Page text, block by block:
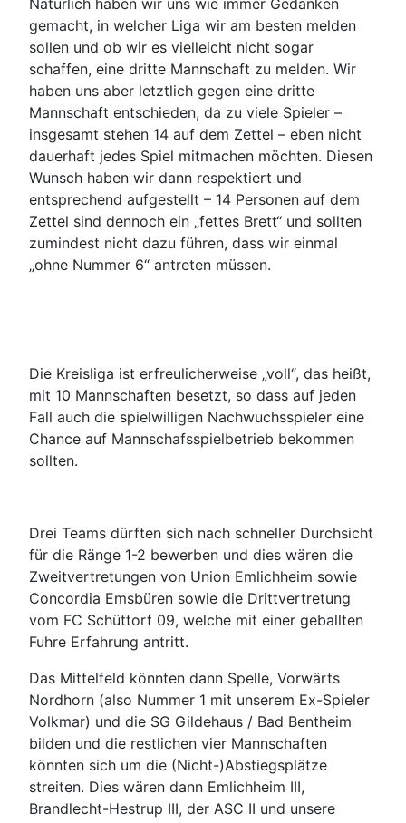
gemacht, in welcher Liga wir am besten melden
sollen und ob wir es vielleicht nicht sogar
schaffen, eine dritte Mannschaft zu melden. Wir
haben uns aber letztlich gegen eine dritte
Mannschaft entschieden, da zu viele Spieler –
insgesamt stehen 14 auf dem Zettel – eben nicht
dauerhaft jedes Spiel mitmachen möchten. Diesen
Wunsch haben wir dann respektiert und
entsprechend aufgestellt – 14 Personen auf dem
Zettel sind dennoch ein „fettes Brett“ und sollten
zumindest nicht dazu führen, dass wir einmal
„ohne Nummer 6“ antreten müssen.
Die Kreisliga ist erfreulicherweise „voll“, das heißt,
mit 10 Mannschaften besetzt, so dass auf jeden
Fall auch die spielwilligen Nachwuchsspieler eine
Chance auf Mannschafsspielbetrieb bekommen
sollten.
Drei Teams dürften sich nach schneller Durchsicht
für die Ränge 1-2 bewerben und dies wären die
Zweitvertretungen von Union Emlichheim sowie
Concordia Emsbüren sowie die Drittvertretung
vom FC Schüttorf 09, welche mit einer geballten
Fuhre Erfahrung antritt.
Das Mittelfeld könnten dann Spelle, Vorwärts
Nordhorn (also Nummer 1 mit unserem Ex-Spieler
Volkmar) und die SG Gildehaus / Bad Bentheim
bilden und die restlichen vier Mannschaften
könnten sich um die (Nicht-)Abstiegsplätze
streiten. Dies wären dann Emlichheim III,
Brandlecht-Hestrup III, der ASC II und unsere